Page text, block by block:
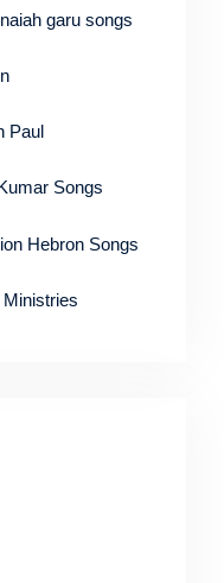
garu songs
Paul
Songs
Hebron Songs